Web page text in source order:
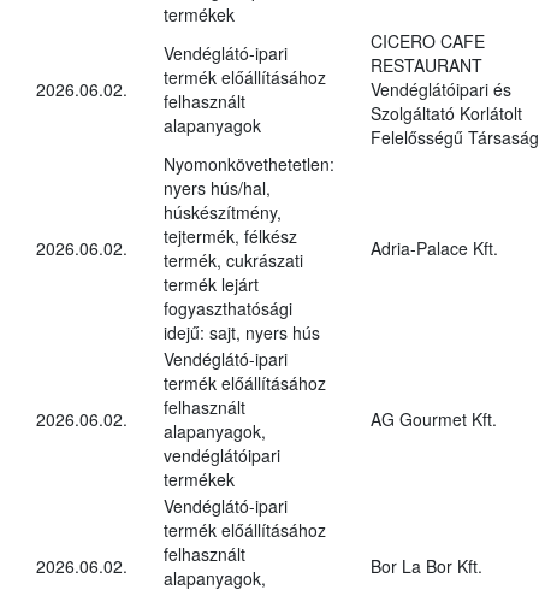
termékek
2026.06.02.
Vendéglátó-ipari
termék előállításához
felhasznált
alapanyagok
CICERO CAFE
RESTAURANT
Vendéglátóipari és
Szolgáltató Korlátolt
Felelősségű Társaság
2026.06.02.
Nyomonkövethetetlen:
nyers hús/hal,
húskészítmény,
tejtermék, félkész
termék, cukrászati
termék lejárt
fogyaszthatósági
idejű: sajt, nyers hús
Adria-Palace Kft.
2026.06.02.
Vendéglátó-ipari
termék előállításához
felhasznált
alapanyagok,
vendéglátóipari
termékek
AG Gourmet Kft.
2026.06.02.
Vendéglátó-ipari
termék előállításához
felhasznált
alapanyagok,
Bor La Bor Kft.